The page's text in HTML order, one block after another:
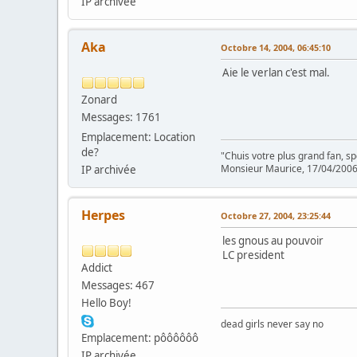
Aka
Zonard
Messages: 1761
Emplacement: Location
de?
IP archivée
Octobre 14, 2004, 06:45:10
Aie le verlan c'est mal.
"Chuis votre plus grand fan,
Monsieur Maurice, 17/04/2006
Herpes
Addict
Messages: 467
Hello Boy!
Emplacement: pôôôôôô
Octobre 27, 2004, 23:25:44
les gnous au pouvoir
LC president
dead girls never say no